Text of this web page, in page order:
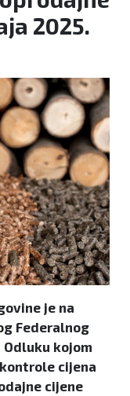
2025.
je na
Federalnog
kojom
cijena
cijene